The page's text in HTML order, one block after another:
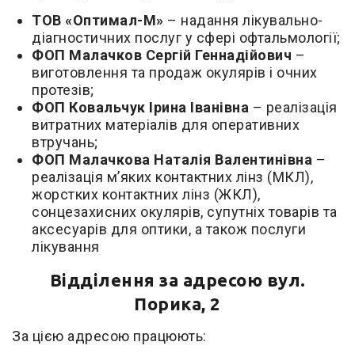
ТОВ «Оптимал-М» – надання лікувально-
діагностичних послуг у сфері офтальмології;
ФОП Малачков Сергій Геннадійович –
виготовлення та продаж окулярів і очних
протезів;
ФОП Ковальчук Ірина Іванівна – реалізація
витратних матеріалів для оперативних
втручань;
ФОП Малачкова Наталія Валентинівна –
реалізація м’яких контактних лінз (МКЛ),
жорстких контактних лінз (ЖКЛ),
сонцезахисних окулярів, супутніх товарів та
аксесуарів для оптики, а також послуги
лікування
Відділення за адресою вул.
Порика, 2
За цією адресою працюють: